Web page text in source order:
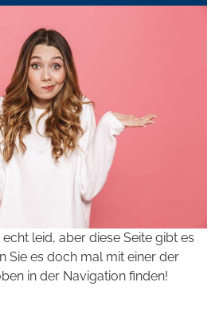
leid, aber diese Seite gibt es
Sie es doch mal mit einer der
in der Navigation finden!